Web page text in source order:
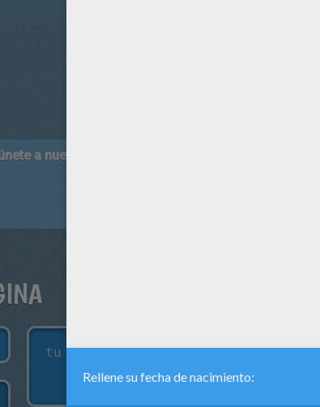
a nuestro canal de vídeos para niños en Youtube: